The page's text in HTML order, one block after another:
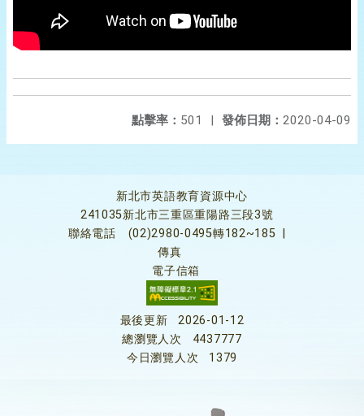
發佈日期： 2020-04-09
點擊率： 501 |
新北市英語教育資源中心
241035新北市三重區重陽路三段3號
聯絡電話
(02)2980-0495轉182~185
傳真
電子信箱
最後更新
2026-01-12
總瀏覽人次
4437777
今日瀏覽人次
1379